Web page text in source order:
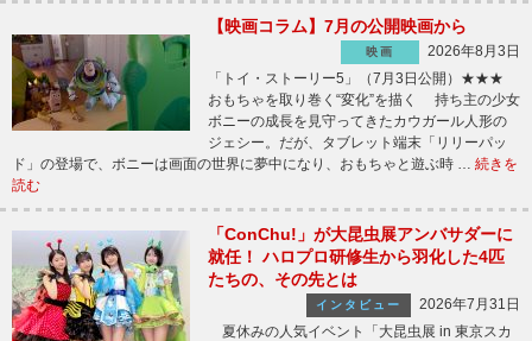
【映画コラム】7月の公開映画から
映画
2026年8月3日
「トイ・ストーリー5」（7月3日公開）★★★
おもちゃを取り巻く“変化”を描く 持ち主の少女
ボニーの成長を見守ってきたカウガール人形の
ジェシー。だが、タブレット端末「リリーパッ
ド」の登場で、ボニーは画面の世界に夢中になり、おもちゃと遊ぶ時 … 続きを
読む
「ConChu!」が大昆虫展アンバサダーに
就任！ ハロプロ研修生から羽化した4匹
たちの、その先とは
インタビュー
2026年7月31日
夏休みの人気イベント「大昆虫展 in 東京スカ